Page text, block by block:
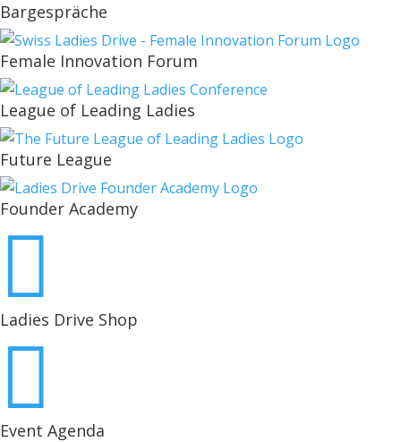
Bargespräche
Female Innovation Forum
League of Leading Ladies
Future League
Founder Academy

Ladies Drive Shop

Event Agenda